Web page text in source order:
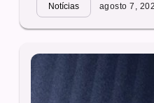
Notícias agosto 7,